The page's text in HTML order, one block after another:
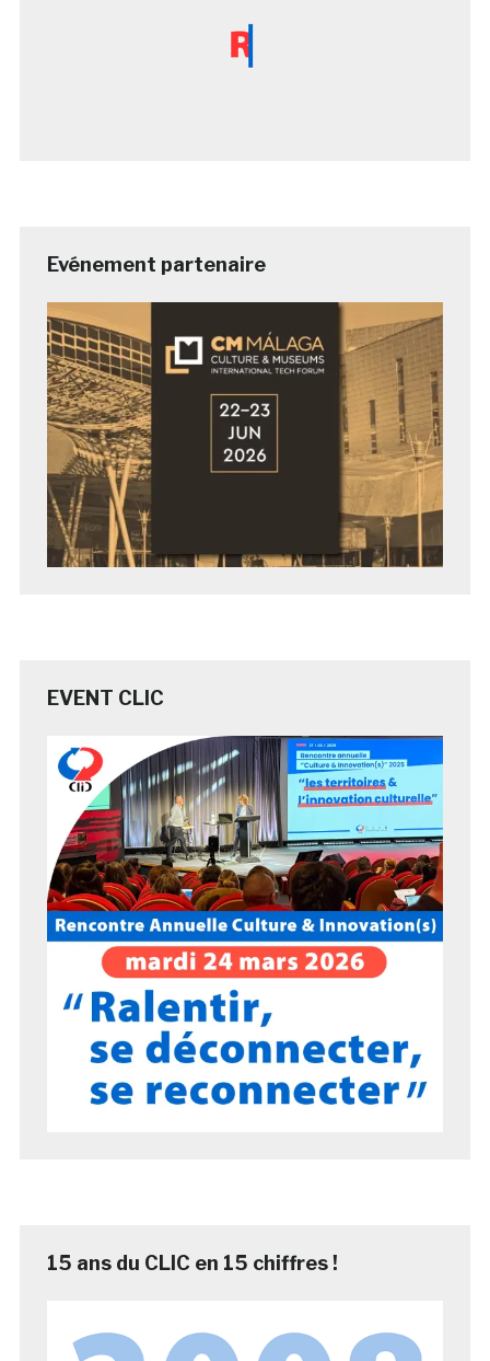
Evénement partenaire
EVENT CLIC
15 ans du CLIC en 15 chiffres !